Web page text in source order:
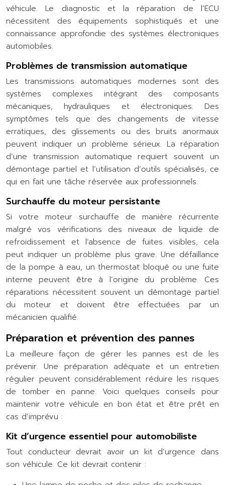
véhicule. Le diagnostic et la réparation de l’ECU
nécessitent des équipements sophistiqués et une
connaissance approfondie des systèmes électroniques
automobiles.
Problèmes de transmission automatique
Les transmissions automatiques modernes sont des
systèmes complexes intégrant des composants
mécaniques, hydrauliques et électroniques. Des
symptômes tels que des changements de vitesse
erratiques, des glissements ou des bruits anormaux
peuvent indiquer un problème sérieux. La réparation
d’une transmission automatique requiert souvent un
démontage partiel et l’utilisation d’outils spécialisés, ce
qui en fait une tâche réservée aux professionnels.
Surchauffe du moteur persistante
Si votre moteur surchauffe de manière récurrente
malgré vos vérifications des niveaux de liquide de
refroidissement et l’absence de fuites visibles, cela
peut indiquer un problème plus grave. Une défaillance
de la pompe à eau, un thermostat bloqué ou une fuite
interne peuvent être à l’origine du problème. Ces
réparations nécessitent souvent un démontage partiel
du moteur et doivent être effectuées par un
mécanicien qualifié.
Préparation et prévention des pannes
La meilleure façon de gérer les pannes est de les
prévenir. Une préparation adéquate et un entretien
régulier peuvent considérablement réduire les risques
de tomber en panne. Voici quelques conseils pour
maintenir votre véhicule en bon état et être prêt en
cas d’imprévu :
Kit d’urgence essentiel pour automobiliste
Tout conducteur devrait avoir un kit d’urgence dans
son véhicule. Ce kit devrait contenir :